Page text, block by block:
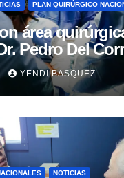
PLAN QUIRÚRGICO
área
Pedro Del
YENDI BASQUEZ
NOTICIAS